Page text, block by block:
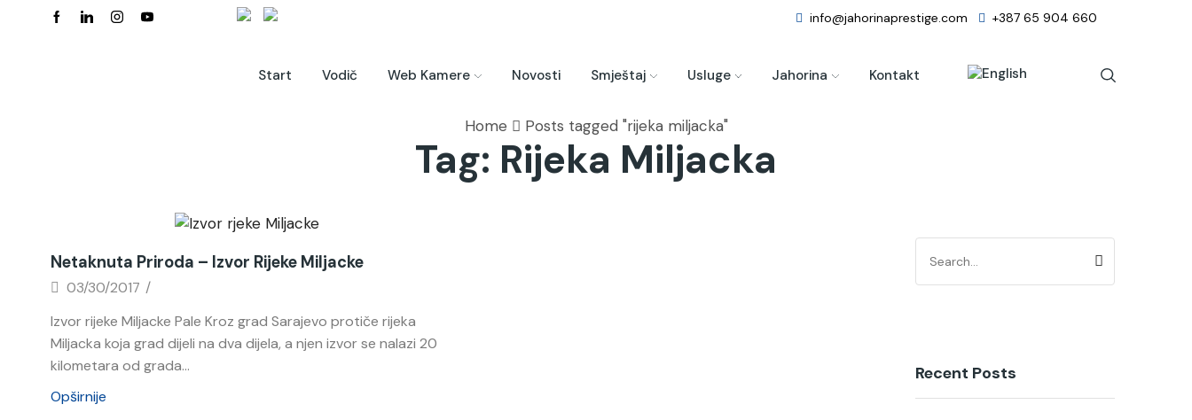
info@jahorinaprestige.com +387 65 904 660
Start Vodič Web Kamere Novosti Smještaj Usluge Jahorina Kontakt
Home Posts tagged "rijeka miljacka"
Tag: Rijeka Miljacka
Netaknuta Priroda – Izvor Rijeke Miljacke
03/30/2017 /
Izvor rijeke Miljacke Pale Kroz grad Sarajevo protiče rijeka
Miljacka koja grad dijeli na dva dijela, a njen izvor se nalazi 20
kilometara od grada...
Opširnije
Recent Posts